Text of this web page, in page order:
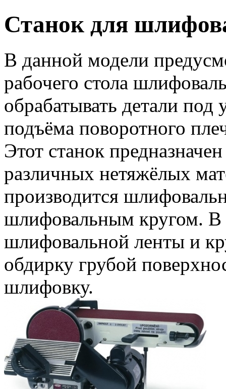
Станок для
В данной модели
рабочего стола
обрабатывать детали
подъёма поворотного
Этот станок
различных нетяжёлых
производится
шлифовальным кругом. В
шлифовальной ленты и
обдирку грубой
шлифовку.